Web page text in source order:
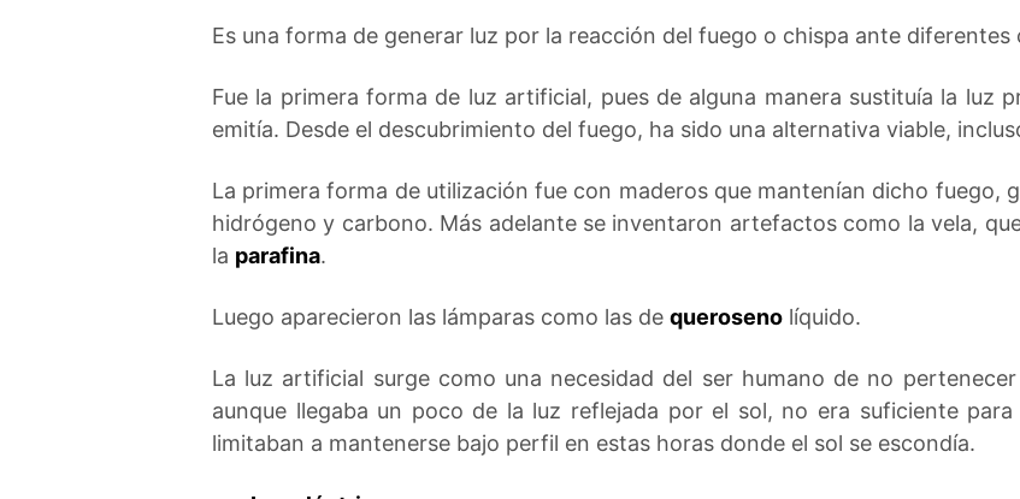
Es una forma de generar luz por la reacción del fuego o chispa ante
Fue la primera forma de luz artificial, pues de alguna manera sustituía la luz
emitía. Desde el descubrimiento del fuego, ha sido una alternativa viable,
La primera forma de utilización fue con maderos que mantenían dicho fuego,
hidrógeno y carbono. Más adelante se inventaron artefactos como la vela,
la parafina.
Luego aparecieron las lámparas como las de queroseno líquido.
La luz artificial surge como una necesidad del ser humano de no
aunque llegaba un poco de la luz reflejada por el sol, no era suficiente
limitaban a mantenerse bajo perfil en estas horas donde el sol se escondía.